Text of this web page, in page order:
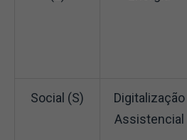
Social (S)
Digitalização
Assistencial